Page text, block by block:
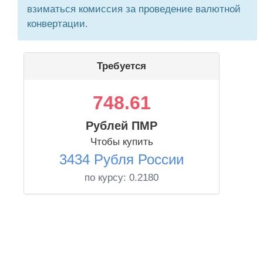
взиматься комиссия за проведение валютной
конвертации.
Требуется
748.61
Рублей ПМР
Чтобы купить
3434 Рубля России
по курсу: 0.2180